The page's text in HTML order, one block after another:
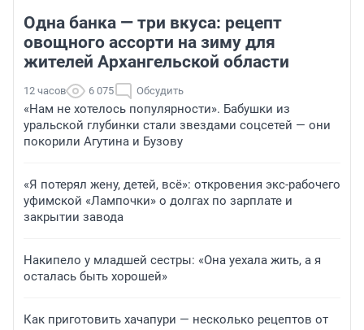
Одна банка — три вкуса: рецепт
овощного ассорти на зиму для
жителей Архангельской области
12 часов 6 075 Обсудить
«Нам не хотелось популярности». Бабушки из
уральской глубинки стали звездами соцсетей — они
покорили Агутина и Бузову
«Я потерял жену, детей, всё»: откровения экс-рабочего
уфимской «Лампочки» о долгах по зарплате и
закрытии завода
Накипело у младшей сестры: «Она уехала жить, а я
осталась быть хорошей»
Как приготовить хачапури — несколько рецептов от